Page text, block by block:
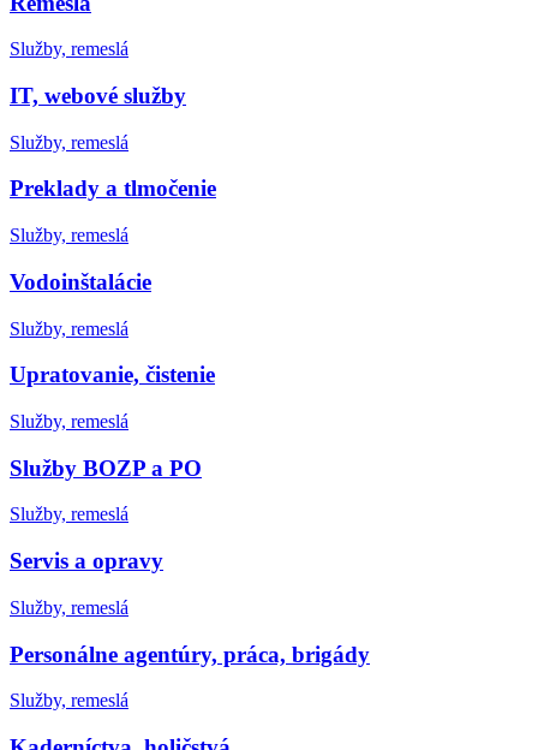
Služby, remeslá
IT, webové služby
Služby, remeslá
Preklady a tlmočenie
Služby, remeslá
Vodoinštalácie
Služby, remeslá
Upratovanie, čistenie
Služby, remeslá
Služby BOZP a PO
Služby, remeslá
Servis a opravy
Služby, remeslá
Personálne agentúry, práca, brigády
Služby, remeslá